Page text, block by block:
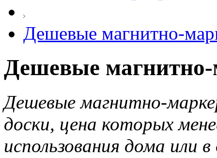
Дешевые магнитно-
Дешевые
Дешевые магнитно-
доски, цена которых
использования дома или